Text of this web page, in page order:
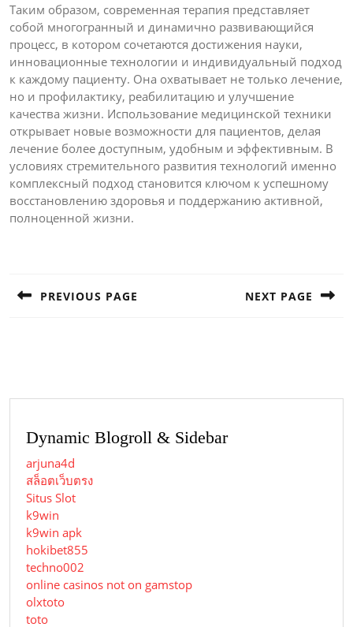
Таким образом, современная терапия представляет
собой многогранный и динамично развивающийся
процесс, в котором сочетаются достижения науки,
инновационные технологии и индивидуальный подход
к каждому пациенту. Она охватывает не только лечение,
но и профилактику, реабилитацию и улучшение
качества жизни. Использование медицинской техники
открывает новые возможности для пациентов, делая
лечение более доступным, удобным и эффективным. В
условиях стремительного развития технологий именно
комплексный подход становится ключом к успешному
восстановлению здоровья и поддержанию активной,
полноценной жизни.
PREVIOUS PAGE NEXT PAGE
Dynamic Blogroll & Sidebar
arjuna4d
สล็อตเว็บตรง
Situs Slot
k9win
k9win apk
hokibet855
techno002
online casinos not on gamstop
olxtoto
toto